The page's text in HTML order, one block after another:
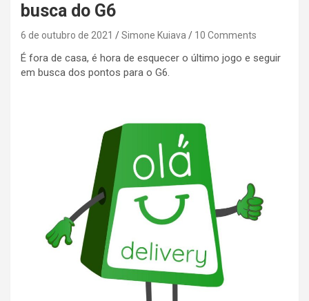
busca do G6
6 de outubro de 2021 Simone Kuiava 10 Comments
É fora de casa, é hora de esquecer o último jogo e seguir
em busca dos pontos para o G6.